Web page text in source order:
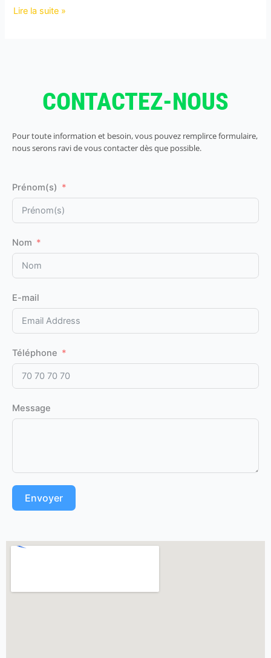
Lire la suite »
CONTACTEZ-NOUS
Pour toute information et besoin, vous pouvez remplirce formulaire,
nous serons ravi de vous contacter dès que possible.
Prénom(s)
Nom
E-mail
Téléphone
Message
Envoyer